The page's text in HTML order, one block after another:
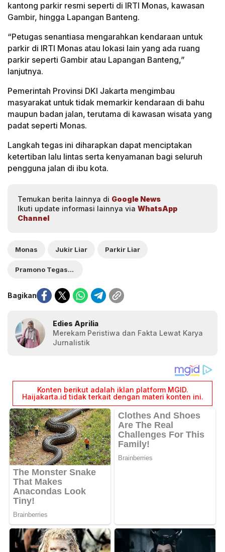
kantong parkir resmi seperti di IRTI Monas, kawasan
Gambir, hingga Lapangan Banteng.
“Petugas senantiasa mengarahkan kendaraan untuk
parkir di IRTI Monas atau lokasi lain yang ada ruang
parkir seperti Gambir atau Lapangan Banteng,”
lanjutnya.
Pemerintah Provinsi DKI Jakarta mengimbau
masyarakat untuk tidak memarkir kendaraan di bahu
maupun badan jalan, terutama di kawasan wisata yang
padat seperti Monas.
Langkah tegas ini diharapkan dapat menciptakan
ketertiban lalu lintas serta kenyamanan bagi seluruh
pengguna jalan di ibu kota.
Temukan berita lainnya di Google News
Ikuti update informasi lainnya via WhatsApp
Channel
Monas Jukir Liar Parkir Liar
Pramono Tegaskan
Bagikan
Edies Aprilia
Merekam Peristiwa dan Fakta Lewat Karya
Jurnalistik